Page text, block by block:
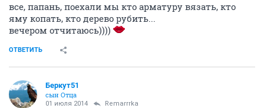
все, папань, поехали мы кто арматуру вязать, кто
яму копать, кто дерево рубить...
вечером отчитаюсь))))
ОТВЕТИТЬ
Беркут51
сын Отца
01 июля 2014 Remarrrka